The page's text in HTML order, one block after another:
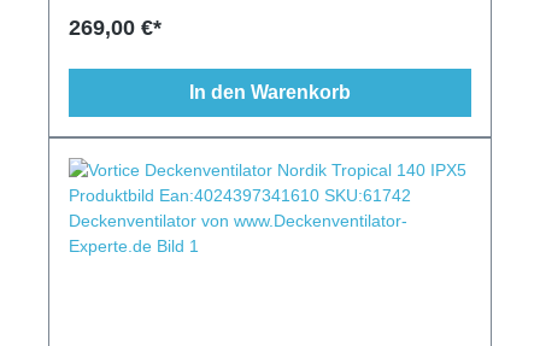
Fernbedienung, Wandschalter, Vor-/Rückwärtslauf
269,00 €*
In den Warenkorb